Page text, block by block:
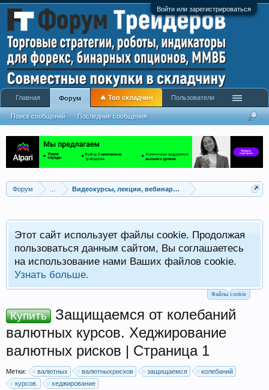
Войти или зарегистрироваться
Форум Видеокурсы, лекции, вебинары, учебный материал
Этот сайт использует файлы cookie. Продолжая
пользоваться данным сайтом, Вы соглашаетесь
на использование нами Ваших файлов cookie.
Узнать больше.
Файлы cookie
Купить
Защищаемся от колебаний
валютных курсов. Хеджирование
валютных рисков | Страница 1
Метки: валютных валютныхрисков защищаемся
колебаний
курсов.
хеджирование
Главная Форум
Поиск сообщений Последние сообщения
🔥 Топ складчин Пользователи